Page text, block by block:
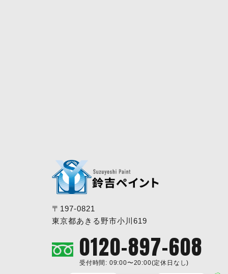
〒197-0821
東京都あきる野市小川619
0120-897-608
受付時間: 09:00〜20:00(定休日なし)